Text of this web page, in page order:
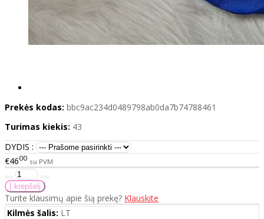
Prekės kodas: bbc9ac234d0489798ab0da7b74788461
Turimas kiekis: 43
DYDIS :
€4600 su PVM
Turite klausimų apie šią prekę? Klauskite
Kilmės šalis: LT